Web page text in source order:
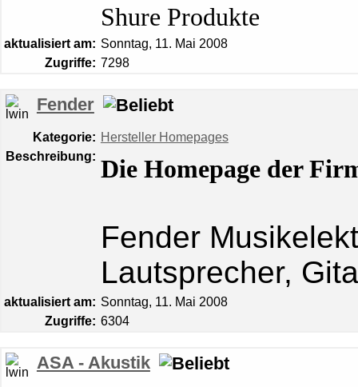
Shure Produkte
aktualisiert am: Sonntag, 11. Mai 2008
Zugriffe: 7298
Fender
Kategorie: Hersteller Homepages
Beschreibung: Die Homepage der
Fender
Lautsprecher,
aktualisiert am: Sonntag, 11. Mai 2008
Zugriffe: 6304
ASA - Akustik